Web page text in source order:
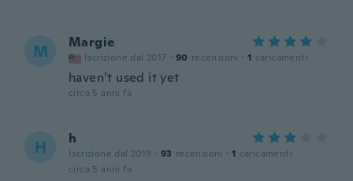
M Margie
Iscrizione dal 2017 · 90 recensioni · 1 caricamenti
haven’t used it yet
circa 5 anni fa
H h
Iscrizione dal 2019 · 93 recensioni · 1 caricamenti
circa 5 anni fa